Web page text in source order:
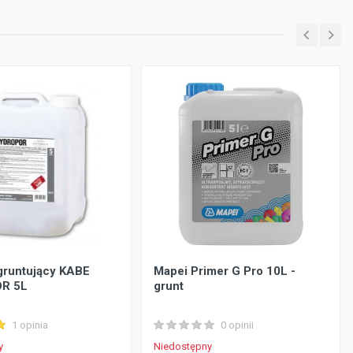
KABE
5L
1 opinia
Mapei Primer G Pro 10L -
grunt
0 opinii
Niedostępny